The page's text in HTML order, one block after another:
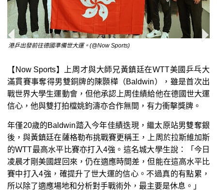
港乒出發前往德國準備世大運。(@Now Sports)
【Now Sports】上周才與大師兄黃鎮廷在WTT美國乒乓大
滿貫賽事奪得男雙銅牌的陳顥樺（Baldwin），雖是首次出
戰世界大學生運動會，但他承認上周佳績給他在德國世大運
信心，他與雙打拍檔姚鈞濤亦合作無間，有力衝擊獎牌。
年僅20歲的Baldwin踏入今年佳績迭現，繼太原站男雙奪銀
後，與黃鎮廷在薩格勒布挑戰賽更稱王，上周於拉斯維加斯
的WTT最高水平比賽亦打入4強。這名城大學生說：「今日
凌晨才剛美國趕回來，仍在適應時間差，但能在這高水平比
賽中打入4強，確提升了世大運的信心。不過真的有點累，
所以除了適應場地和分析對手戰術外，最主要是休息。」